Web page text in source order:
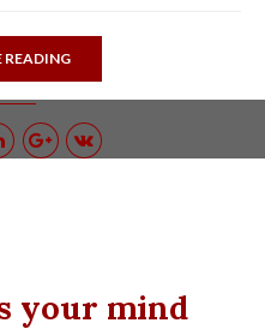
READING
your mind